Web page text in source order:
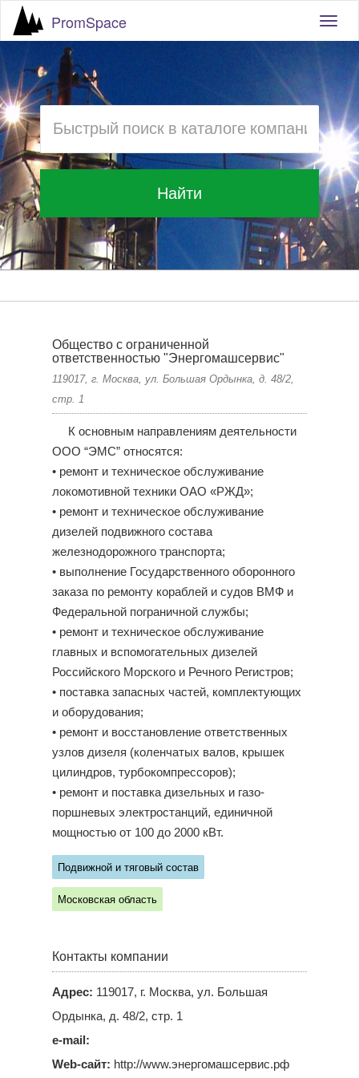
PromSpace
Найти
Общество с ограниченной
ответственностью "Энергомашсервис"
119017, г. Москва, ул. Большая Ордынка, д. 48/2,
стр. 1
К основным направлениям деятельности
ООО “ЭМС” относятся:
• ремонт и техническое обслуживание
локомотивной техники ОАО «РЖД»;
• ремонт и техническое обслуживание
дизелей подвижного состава
железнодорожного транспорта;
• выполнение Государственного оборонного
заказа по ремонту кораблей и судов ВМФ и
Федеральной пограничной службы;
• ремонт и техническое обслуживание
главных и вспомогательных дизелей
Российского Морского и Речного Регистров;
• поставка запасных частей, комплектующих
и оборудования;
• ремонт и восстановление ответственных
узлов дизеля (коленчатых валов, крышек
цилиндров, турбокомпрессоров);
• ремонт и поставка дизельных и газо-
поршневых электростанций, единичной
мощностью от 100 до 2000 кВт.
Подвижной и тяговый состав
Московская область
Контакты компании
Адрес: 119017, г. Москва, ул. Большая
Ордынка, д. 48/2, стр. 1
e-mail:
Web-сайт: http://www.энергомашсервис.рф